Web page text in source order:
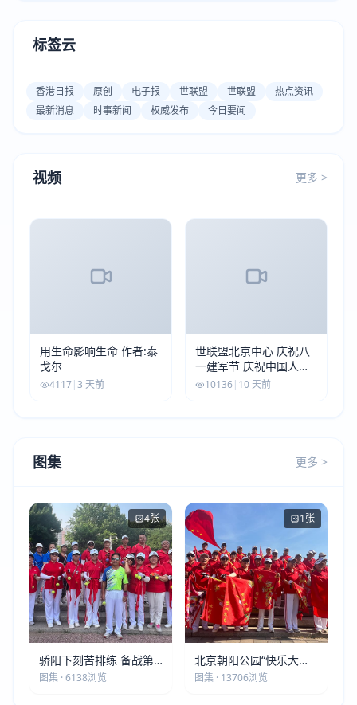
标签云
香港日报 原创 电子报 世联盟 世联盟
热点资讯
最新消息
时事新闻 权威发布 今日要闻
视频 更多 >
用生命影响生命 作者:泰
戈尔
4117|3 天前
世联盟北京中心 庆祝八
一建军节 庆祝中国人民
解放军建军99周年
10136| 10 天前
图集 更多 >
4张
骄阳下刻苦排练 备战第
五届莫斯科世界大健康运
图集 · 6138浏览
1张
北京朝阳公园“快乐大本
营”建党105周年庆祝活动
图集 · 13706浏览